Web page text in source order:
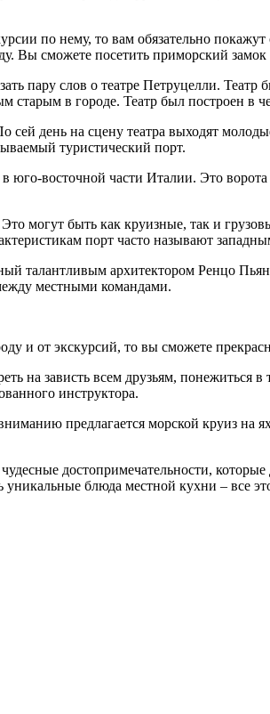
по нему, то вам обязательно
Вы сможете посетить приморский
пару слов о театре Петруцелли.
старым в городе. Театр был построен
сей день на сцену театра выходят
туристический порт.
восточной части Италии. Это
могут быть как круизные, так и
порт часто называют
талантливым архитектором Ренцо
местными командами.
и от экскурсий, то вы сможете
на зависть всем друзьям,
инструктора.
предлагается морской круиз
достопримечательности,
блюда местной кухни – все